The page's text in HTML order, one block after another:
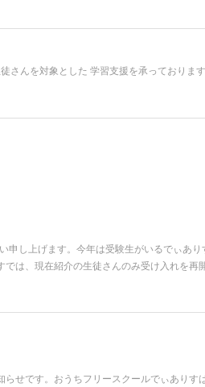
さんを対象とした 学習支援を承っておりま
し上げます。今年は受験生がいるでぃあ
は、現在紹介の生徒さんのみ受け入れを再
せです。おうちフリースクールでぃありす